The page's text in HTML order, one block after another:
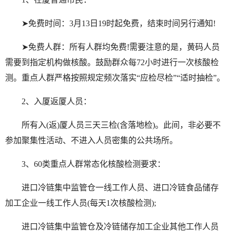
➤免费时间：3月13日19时起免费，结束时间另行通知!
➤免费人群：所有人群均免费!需要注意的是，黄码人员
需要到指定机构做核酸。鼓励群众每72小时进行一次核酸检
测。重点人群严格按照规定频次落实“应检尽检”“适时抽检”。
2、入厦返厦人员：
所有入(返)厦人员三天三检(含落地检)。此间，非必要不
参加聚集性活动、不进入人员密集的公共场所。
3、60类重点人群常态化核酸检测要求：
进口冷链集中监管仓一线工作人员、进口冷链食品储存
加工企业一线工作人员(每天1次核酸检测);
进口冷链集中监管仓及冷链储存加工企业其他工作人员